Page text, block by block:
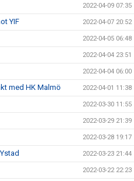
2022-04-09 07:35
YIF 2022-04-07 20:52
2022-04-05 06:48
2022-04-04 23:51
2022-04-04 06:00
med HK Malmö 2022-04-01 11:38
2022-03-30 11:55
2022-03-29 21:39
2022-03-28 19:17
2022-03-23 21:44
2022-03-22 22:23